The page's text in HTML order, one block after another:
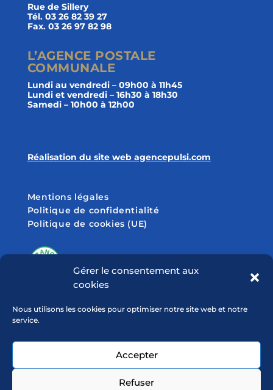
Gérer le consentement aux
cookies
Nous utilisons les cookies pour optimiser notre site web et notre
service.
Accepter
Refuser
Rue de Sillery
Tél. 03 26 82 39 27
Fax. 03 26 97 82 98
L’AGENCE POSTALE
COMMUNALE
Lundi au vendredi – 09h00 à 11h45
Lundi et vendredi – 16h30 à 18h30
Samedi – 10h00 à 12h00
Réalisation du site web agencepulsi.com
Mentions légales
Politique de confidentialité
Politique de cookies (UE)
SUIVEZ-NOUS SUR